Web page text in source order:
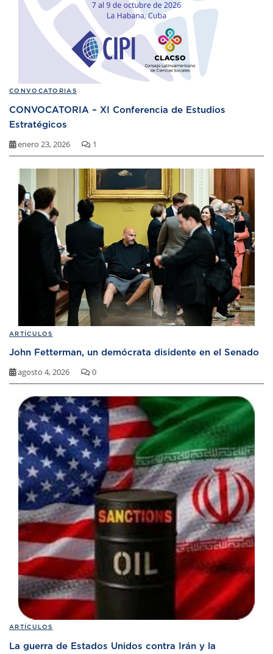
CONVOCATORIAS
CONVOCATORIA – XI Conferencia de Estudios
Estratégicos
enero 23, 2026 1
ARTÍCULOS
John Fetterman, un demócrata disidente en el Senado
agosto 4, 2026 0
ARTÍCULOS
La guerra de Estados Unidos contra Irán y la